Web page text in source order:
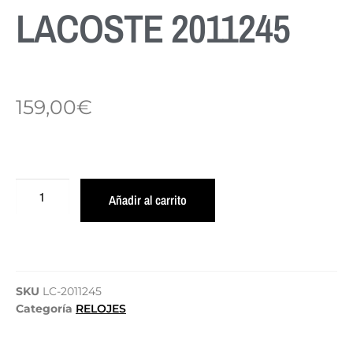
LACOSTE 2011245
159,00€
Añadir al carrito
SKU LC-2011245
Categoría RELOJES